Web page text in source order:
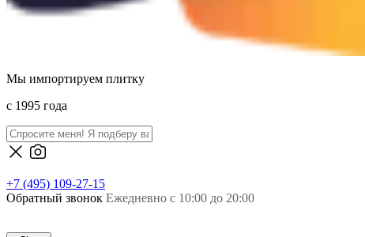
Мы импортируем плитку
c 1995 года
+7 (495) 109-27-15
Обратный звонок Ежедневно с 10:00 до 20:00